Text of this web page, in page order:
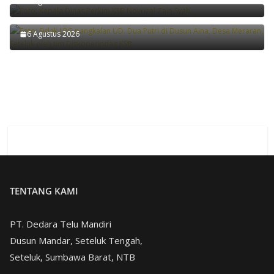
Diskoperindag KSB Tindak Pangkalan LPG Langgar
Distribusi
6 Agustus 2026
TENTANG KAMI
PT. Dedara Telu Mandiri
Dusun Mandar, Seteluk Tengah,
Seteluk, Sumbawa Barat, NTB